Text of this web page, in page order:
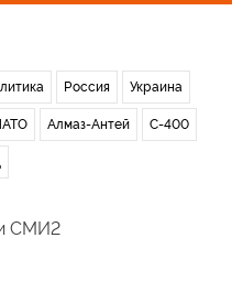
Россия Украина
Алмаз-Антей С-400
СМИ2